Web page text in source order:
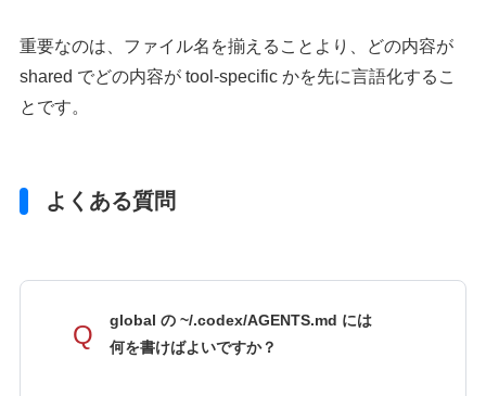
重要なのは、ファイル名を揃えることより、どの内容が
shared でどの内容が tool-specific かを先に言語化するこ
とです。
よくある質問
Q
global の ~/.codex/AGENTS.md には
何を書けばよいですか？